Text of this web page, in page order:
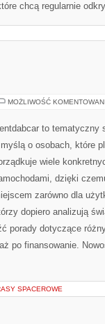
chcą regularnie
MOŻLIWOŚĆ
to tematyczny
o osobach, które
wiele
dzięki
zarówno dla
dopiero analizują
porady dotyczące
po finansowanie.
SPACEROWE